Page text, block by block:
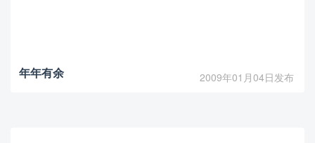
年年有余 2009年01月04日发布